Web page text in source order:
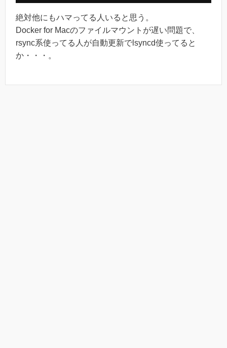
絶対他にもハマってる人いると思う。
Docker for Macのファイルマウントが遅い問題で、
rsync系使ってる人が自動更新でlsyncd使ってると
か・・・。